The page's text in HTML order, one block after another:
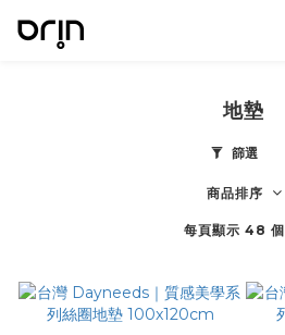
地墊
篩選
商品排序
每頁顯示 48 個